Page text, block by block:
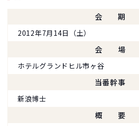
会期
2012年7月14日（土）
会場
ホテルグランドヒル市ヶ谷
当番幹事
新浪博士
概要